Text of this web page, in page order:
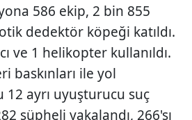
586 ekip, 2 bin 855
dedektör köpeği katıldı.
ve 1 helikopter kullanıldı.
baskınları ile yol
ayrı uyuşturucu suç
şüpheli yakalandı, 266'sı